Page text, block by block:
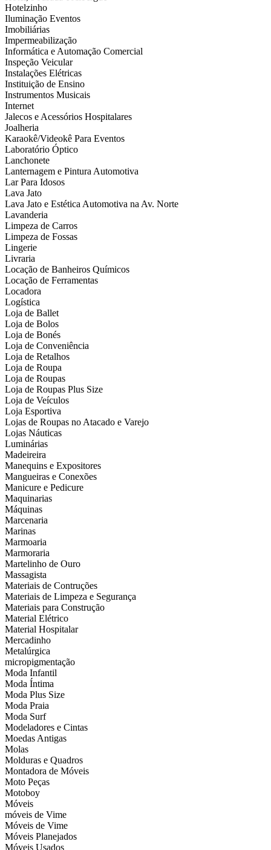
Hotelzinho
Iluminação Eventos
Imobiliárias
Impermeabilização
Informática e Automação Comercial
Inspeção Veicular
Instalações Elétricas
Instituição de Ensino
Instrumentos Musicais
Internet
Jalecos e Acessórios Hospitalares
Joalheria
Karaokê/Videokê Para Eventos
Laboratório Óptico
Lanchonete
Lanternagem e Pintura Automotiva
Lar Para Idosos
Lava Jato
Lava Jato e Estética Automotiva na Av. Norte
Lavanderia
Limpeza de Carros
Limpeza de Fossas
Lingerie
Livraria
Locação de Banheiros Químicos
Locação de Ferramentas
Locadora
Logística
Loja de Ballet
Loja de Bolos
Loja de Bonés
Loja de Conveniência
Loja de Retalhos
Loja de Roupa
Loja de Roupas
Loja de Roupas Plus Size
Loja de Veículos
Loja Esportiva
Lojas de Roupas no Atacado e Varejo
Lojas Náuticas
Luminárias
Madeireira
Manequins e Expositores
Mangueiras e Conexões
Manicure e Pedicure
Maquinarias
Máquinas
Marcenaria
Marinas
Marmoaria
Marmoraria
Martelinho de Ouro
Massagista
Materiais de Contruções
Materiais de Limpeza e Segurança
Materiais para Construção
Material Elétrico
Material Hospitalar
Mercadinho
Metalúrgica
micropigmentação
Moda Infantil
Moda Íntima
Moda Plus Size
Moda Praia
Moda Surf
Modeladores e Cintas
Moedas Antigas
Molas
Molduras e Quadros
Montadora de Móveis
Moto Peças
Motoboy
Móveis
móveis de Vime
Móveis de Vime
Móveis Planejados
Móveis Usados